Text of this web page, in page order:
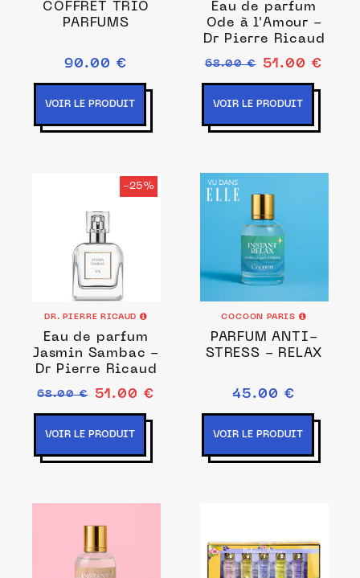
COFFRET TRIO
PARFUMS
90.00 €
VOIR LE PRODUIT
Eau de parfum
Ode à l'Amour -
Dr Pierre Ricaud
68.00 € 51.00 €
VOIR LE PRODUIT
-25%
DR. PIERRE RICAUD
Eau de parfum
Jasmin Sambac -
Dr Pierre Ricaud
68.00 € 51.00 €
VOIR LE PRODUIT
COCOON PARIS
PARFUM ANTI-
STRESS - RELAX
45.00 €
VOIR LE PRODUIT